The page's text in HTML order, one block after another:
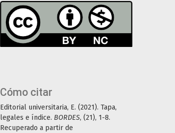
Cómo citar
Editorial universitaria, E. (2021). Tapa,
legales e índice. BORDES, (21), 1-8.
Recuperado a partir de